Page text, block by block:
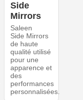
Side
Mirrors
Saleen
Side Mirrors
de haute
qualité utilisé
pour une
apparence et
des
performances
personnalisées.